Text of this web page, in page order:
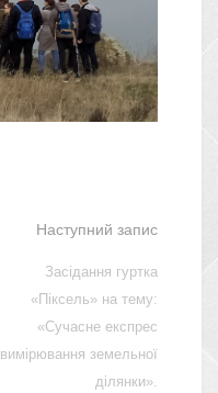
Наступний запис
Засідання гуртка
«Піксель» на тему:
«Сучасне експрес
вимірювання земельної
ділянки».